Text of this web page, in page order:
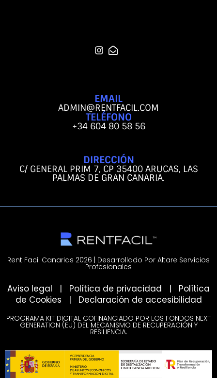
EMAIL
ADMIN@RENTFACIL.COM
TELÉFONO
+34 604 80 58 56
DIRECCIÓN
C/ GENERAL PRIM 7, CP 35400 ARUCAS, LAS
PALMAS DE GRAN CANARIA.
Rent Facil Canarias 2026 | Desarrollado Por Altare Servicios
Profesionales
Aviso legal | Política de privacidad |
Política
de Cookies
| Declaración de accesibilidad
PROGRAMA KIT DIGITAL COFINANCIADO POR LOS FONDOS NEXT
GENERATION (EU) DEL MECANISMO DE RECUPERACIÓN Y
RESILIENCIA.